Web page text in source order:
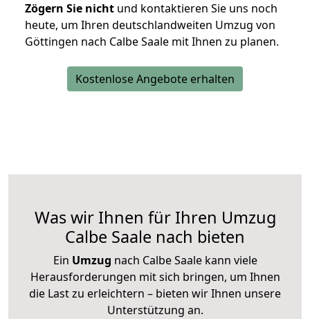
Zögern Sie nicht und kontaktieren Sie uns noch
heute, um Ihren deutschlandweiten Umzug von
Göttingen nach Calbe Saale mit Ihnen zu planen.
Kostenlose Angebote erhalten
Was wir Ihnen für Ihren Umzug
Calbe Saale nach bieten
Ein Umzug nach Calbe Saale kann viele
Herausforderungen mit sich bringen, um Ihnen
die Last zu erleichtern – bieten wir Ihnen unsere
Unterstützung an.